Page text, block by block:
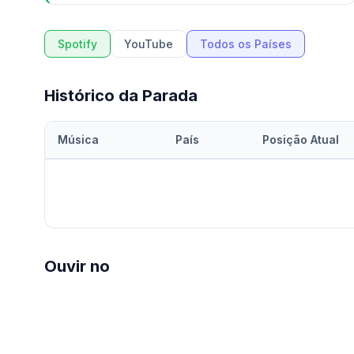
Spotify YouTube Todos os Países
Histórico da Parada
Música País Posição Atual
Ouvir no